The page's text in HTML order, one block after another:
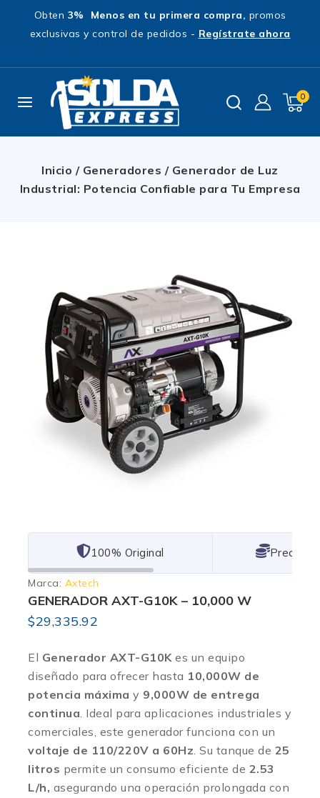
Obten 3% Menos en tu primera compra, promos
exclusivas y control de pedidos - Regístrate ahora
0
Inicio / Generadores / Generador de Luz
Industrial: Potencia Confiable para Tu Empresa
101% Original Lowest
Marca: Axtech
GENERADOR AXT-G10K – 10,000 W
$29,335.92
El Generador AXT-G10Kes un equipo
diseñado para ofrecer hasta 10,000W de
potencia máxima y 9,000W de entrega
continua. Ideal para aplicaciones industriales y
comerciales, este generador funciona con un
voltaje de 110/220V a 60Hz. Su tanque de 25
litros permite un consumo eficiente de 2.53
L/h, asegurando una operación prolongada con